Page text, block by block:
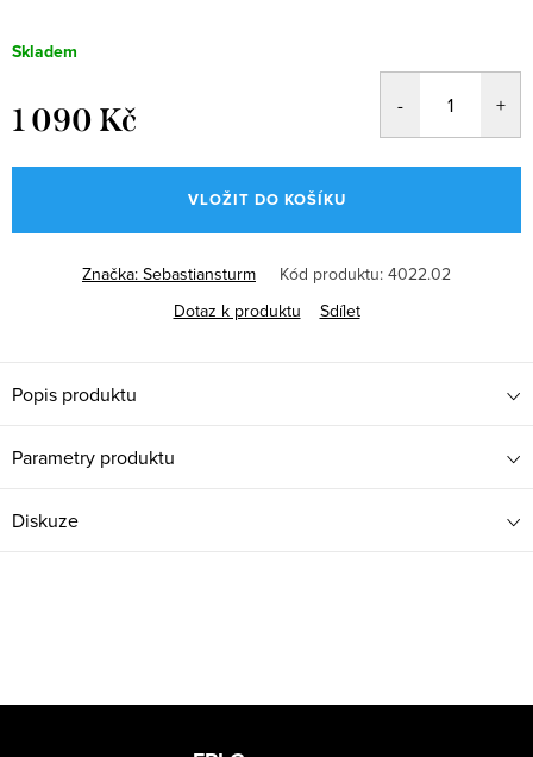
Skladem
1 090 Kč
cena:
VLOŽIT DO KOŠÍKU
Značka: Sebastiansturm Kód produktu: 4022.02
Dotaz k produktu
Sdílet
Popis produktu
Parametry produktu
Diskuze